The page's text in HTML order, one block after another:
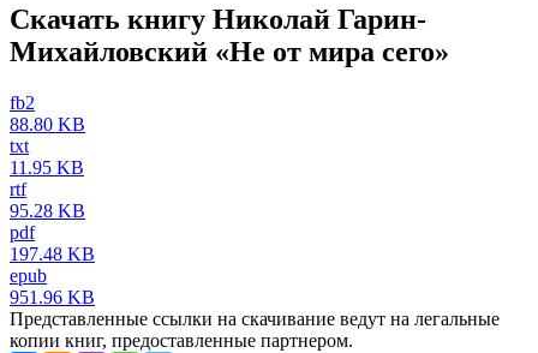
Скачать книгу Николай Гарин-
Михайловский «Не от мира сего»
fb2
88.80 KB
txt
11.95 KB
rtf
95.28 KB
pdf
197.48 KB
epub
951.96 KB
Представленные ссылки на скачивание ведут на легальные
копии книг, предоставленные партнером.